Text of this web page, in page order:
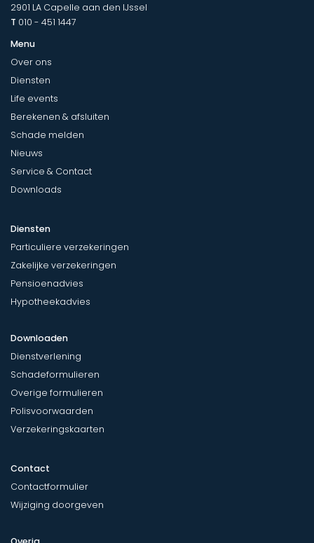
2901 LA Capelle aan den IJssel
T 010 - 451 1447
Menu
Over ons
Diensten
Life events
Berekenen & afsluiten
Schade melden
Nieuws
Service & Contact
Downloads
Diensten
Particuliere verzekeringen
Zakelijke verzekeringen
Pensioenadvies
Hypotheekadvies
Downloaden
Dienstverlening
Schadeformulieren
Overige formulieren
Polisvoorwaarden
Verzekeringskaarten
Contact
Contactformulier
Wijziging doorgeven